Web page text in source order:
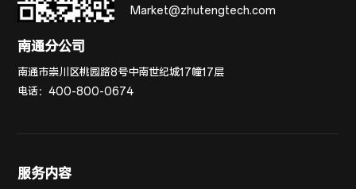
Market@zhutengtech.com
南通分公司
南通市崇川区桃园路8号中南世纪城17幢17层
电话：400-800-0674
服务内容